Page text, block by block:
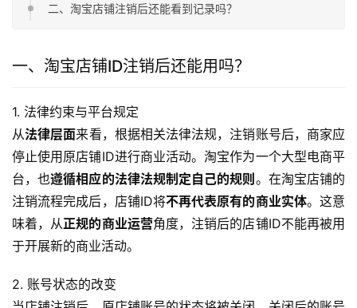
二、淘宝店铺注销后还能看到记录吗？
一、淘宝店铺ID注销后还能用吗？
1. 法律约束与平台规定
从法律层面来看，根据相关法律法规，注销账号后，商家应
停止使用原店铺ID进行商业活动。淘宝作为一个大型电商平
台，也遵循相应的法律法规制定自己的规则。在淘宝店铺的
注销流程完成后，店铺ID将不再代表原有的商业实体。这意
味着，从正规的商业运营角度，注销后的店铺ID不能再被用
于开展新的商业活动。
2. 账号状态的改变